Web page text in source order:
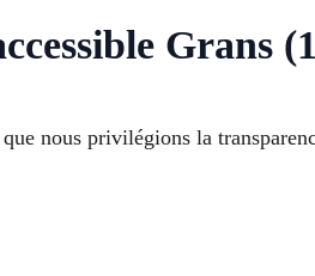
Grans
nous privilégions la